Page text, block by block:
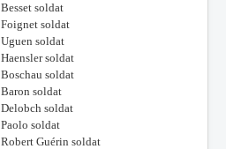
Besset soldat
Foignet soldat
Uguen soldat
Haensler soldat
Boschau soldat
Baron soldat
Delobch soldat
Paolo soldat
Robert Guérin soldat